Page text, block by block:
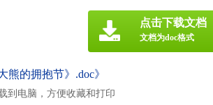
熊的拥抱节》.doc》
到电脑，方便收藏和打印
点击下载文档
文档为doc格式